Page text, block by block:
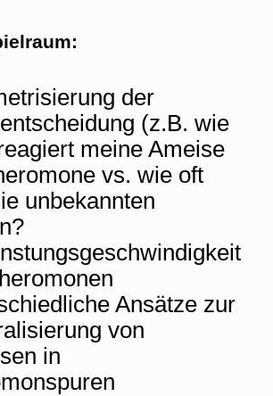
der
(z.B. wie
meine Ameise
vs. wie oft
unbekannten
Ansätze zur
von
in